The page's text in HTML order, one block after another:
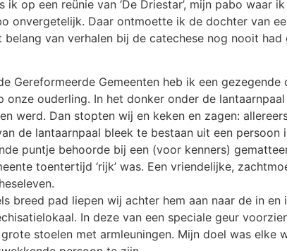
ik op een reünie van ‘De Driestar’, mijn pabo
onvergetelijk. Daar ontmoette ik de dochter van
belang van verhalen bij de catechese nog nooit
Gereformeerde Gemeenten heb ik een
ouderling. In het donker onder de lantaarnpaal
werd. Dan stopten wij en keken en zagen:
de lantaarnpaal bleek te bestaan uit een
puntje behoorde bij een (voor kenners)
toentertijd ‘rijk’ was. Een vriendelijke,
breed pad liepen wij achter hem aan naar de in
In deze van een speciale geur
stoelen met armleuningen. Mijn doel was elke